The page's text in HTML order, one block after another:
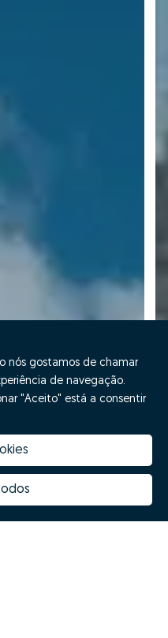
nós gostamos de chamar
de navegação.
"Aceito" está a consentir